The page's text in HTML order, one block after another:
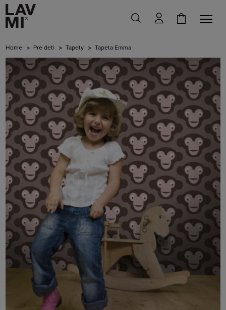
Home Pre deti Tapety Tapeta Emma